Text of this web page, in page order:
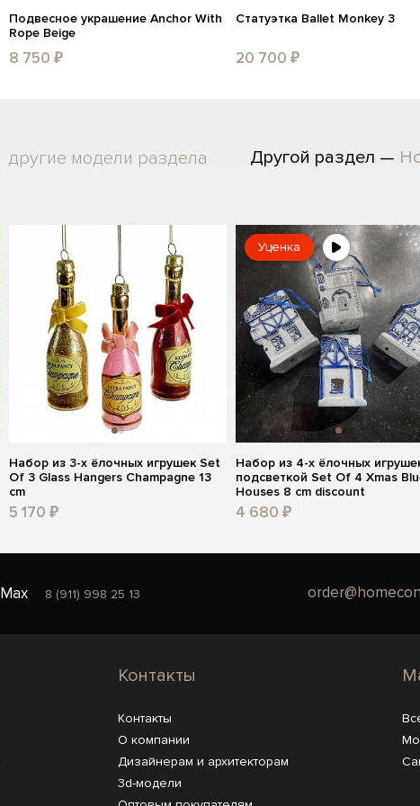
Подвесное украшение Anchor With
Rope Beige
8 750 ₽
Статуэтка Ballet Monkey 3
20 700 ₽
другие модели раздела Другой раздел —
Набор из 3-х ёлочных игрушек Set
Of 3 Glass Hangers Champagne 13
cm
5 170 ₽
Уценка
Набор из 4-х ёлочных
подсветкой Set Of 4 Xmas
Houses 8 cm discount
4 680 ₽
Max 8 (911) 998 25 13
Контакты
Контакты
О компании
Дизайнерам и архитекторам
3d-модели